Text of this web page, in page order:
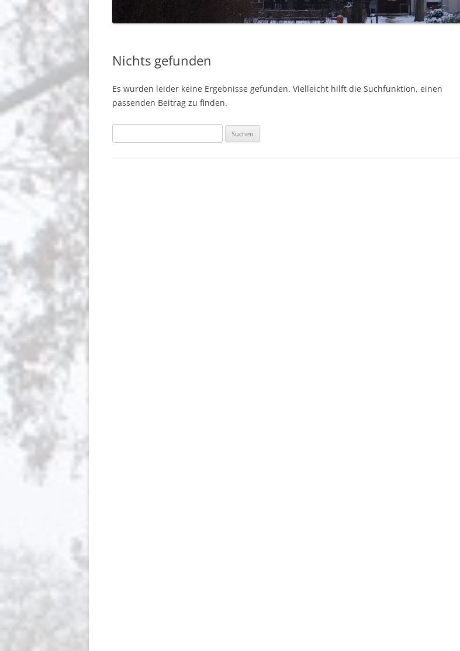
BERLIN-JOHANNISTHAL
Nichts gefunden
Es wurden leider keine Ergebnisse gefunden. Vielleicht hilft die Suchfunktion, einen
passenden Beitrag zu finden.
nach: